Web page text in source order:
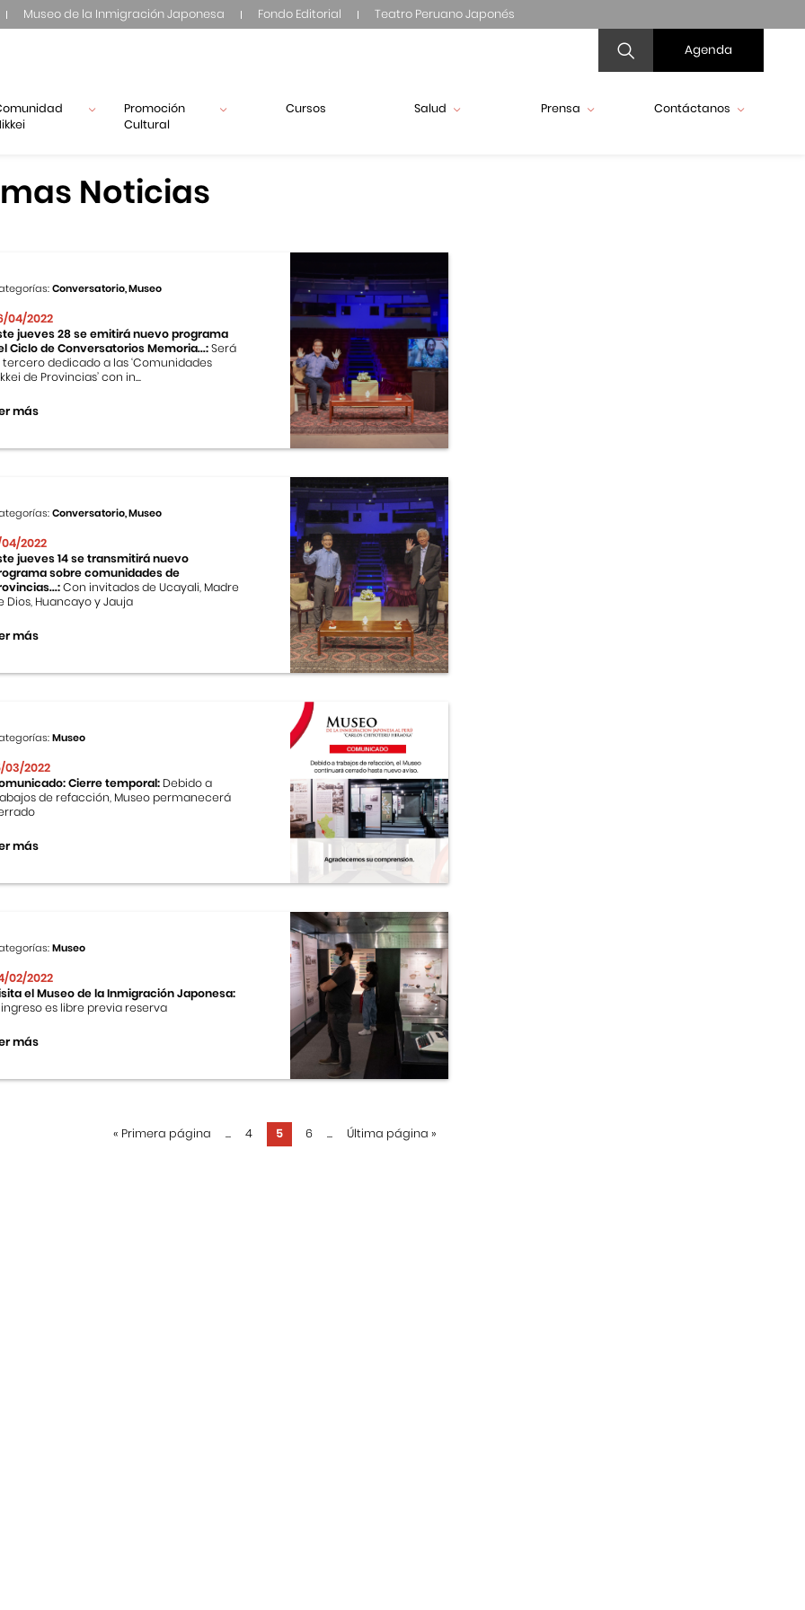
Museo de la Inmigración Japonesa Fondo Editorial Teatro Peruano Japonés
Agenda
Promoción
Cultural
Cursos Salud Prensa Contáctanos
Noticias
Conversatorio, Museo
04/2022
jueves 28 se emitirá nuevo programa
Ciclo de Conversatorios Memoria...:Será
tercero dedicado a las ‘Comunidades
de Provincias’ con in...
más
Conversatorio, Museo
04/2022
jueves 14 se transmitirá nuevo
sobre comunidades de
Con invitados de Ucayali, Madre
Dios, Huancayo y Jauja
más
Museo
03/2022
Cierre temporal: Debido a
de refacción, Museo permanecerá
más
Museo
02/2022
el Museo de la Inmigración Japonesa:
ingreso es libre previa reserva
más
« Primera página ... 4 5 6 ... Última página »